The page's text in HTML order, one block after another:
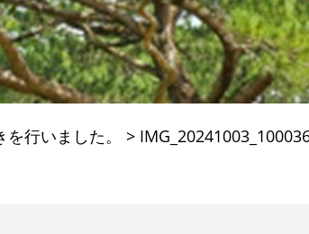
行いました。 >